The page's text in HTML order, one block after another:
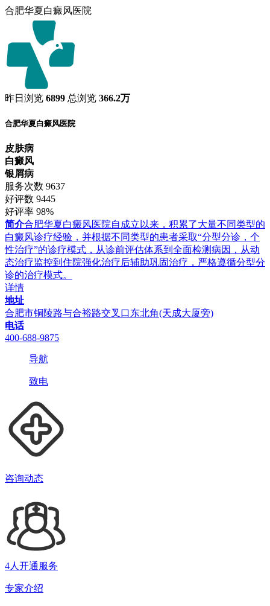
合肥华夏白癜风医院
昨日浏览 6899 总浏览 366.2万
合肥华夏白癜风医院
皮肤病
白癜风
银屑病
服务次数 9637
好评数 9445
好评率 98%
简介合肥华夏白癜风医院自成立以来，积累了大量不同类型的
白癜风诊疗经验，并根据不同类型的患者采取“分型分诊，个
性治疗”的诊疗模式，从诊前评估体系到全面检测病因，从动
态治疗监控到住院强化治疗后辅助巩固治疗，严格遵循分型分
诊的治疗模式。
详情
地址
合肥市铜陵路与合裕路交叉口东北角(天成大厦旁)
电话
400-688-9875
导航
致电
咨询动态
4人开通服务
专家介绍